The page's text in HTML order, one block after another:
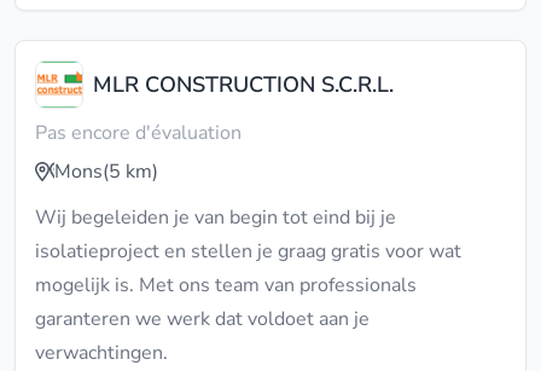
MLR CONSTRUCTION S.C.R.L.
Pas encore d'évaluation
Mons(5 km)
Wij begeleiden je van begin tot eind bij je
isolatieproject en stellen je graag gratis voor wat
mogelijk is. Met ons team van professionals
garanteren we werk dat voldoet aan je
verwachtingen.